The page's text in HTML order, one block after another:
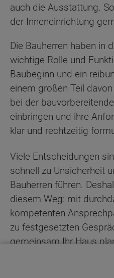
auch die Ausstattung.
der Inneneinrichtung
Die Bauherren haben in
wichtige Rolle und
Baubeginn und ein
einem großen Teil
bei der
einbringen und ihre
klar und rechtzeitig
Viele Entscheidungen
schnell zu Unsicherheit
Bauherren führen.
diesem Weg: mit
kompetenten
zu festgesetzten
gemeinsam Ihr Haus